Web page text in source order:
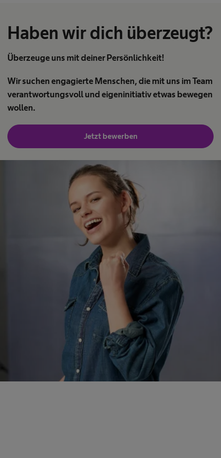
Haben wir dich überzeugt?
Überzeuge uns mit deiner Persönlichkeit!
Wir suchen engagierte Menschen, die mit uns im Team
verantwortungsvoll und eigeninitiativ etwas bewegen
wollen.
Jetzt bewerben